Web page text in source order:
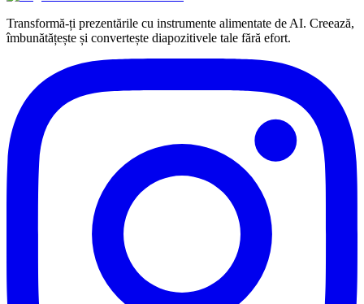
Transformă-ți prezentările cu instrumente alimentate de AI. Creează,
îmbunătățește și convertește diapozitivele tale fără efort.